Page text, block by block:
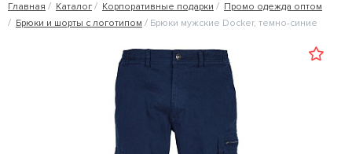
Главная Каталог Корпоративные подарки
Промо одежда оптом
Брюки и шорты с логотипом
Брюки мужские Docker, темно-синие